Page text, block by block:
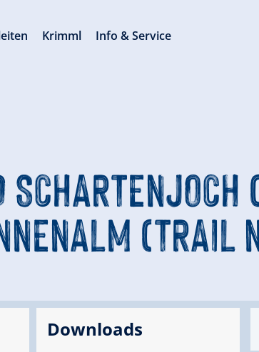
(TRAIL
Downloads
Krimml Info & Service